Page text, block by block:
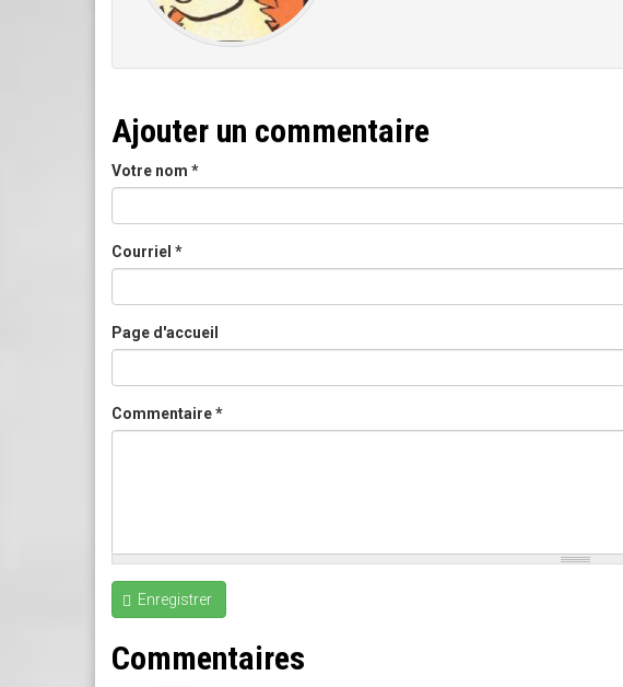
Ajouter un commentaire
Votre nom *
Courriel *
Page d'accueil
Commentaire*
Enregistrer
Commentaires